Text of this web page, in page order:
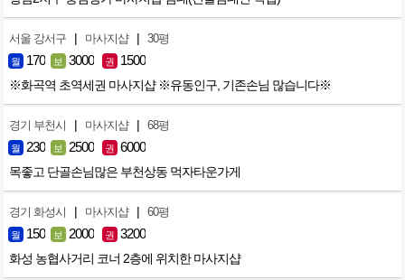
서울 강서구 | 마사지샵 | 30평
월 170 보 3000 권 1500
※화곡역 초역세권 마사지샵 ※유동인구, 기존손님 많습니다※
경기 부천시 | 마사지샵 | 68평
월 230 보 2500 권 6000
목좋고 단골손님많은 부천상동 먹자타운가게
경기 화성시 | 마사지샵 | 60평
월 150 보 2000 권 3200
화성 농협사거리 코너 2층에 위치한 마사지샵